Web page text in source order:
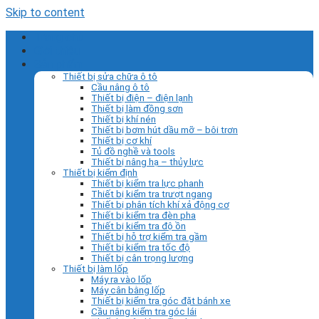
Skip to content
Thiết bị sửa chữa ô tô
Cầu nâng ô tô
Thiết bị điện – điện lạnh
Thiết bị làm đồng sơn
Thiết bị khí nén
Thiết bị bơm hút dầu mỡ – bôi trơn
Thiết bị cơ khí
Tủ đồ nghề và tools
Thiết bị nâng hạ – thủy lực
Thiết bị kiểm định
Thiết bị kiểm tra lực phanh
Thiết bị kiểm tra trượt ngang
Thiết bị phân tích khí xả động cơ
Thiết bị kiểm tra đèn pha
Thiết bị kiểm tra độ ồn
Thiết bị hỗ trợ kiểm tra gầm
Thiết bị kiểm tra tốc độ
Thiết bị cân trọng lượng
Thiết bị làm lốp
Máy ra vào lốp
Máy cân bằng lốp
Thiết bị kiểm tra góc đặt bánh xe
Cầu nâng kiểm tra góc lái